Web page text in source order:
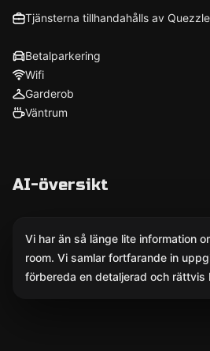
Tjänsterna tillhandahålls av
Betalparkering
Wifi
Garderob
Väntrum
AI-översikt
Vi har än så länge lite information
room. Vi samlar fortfarande in
förbereda en detaljerad och rättvis